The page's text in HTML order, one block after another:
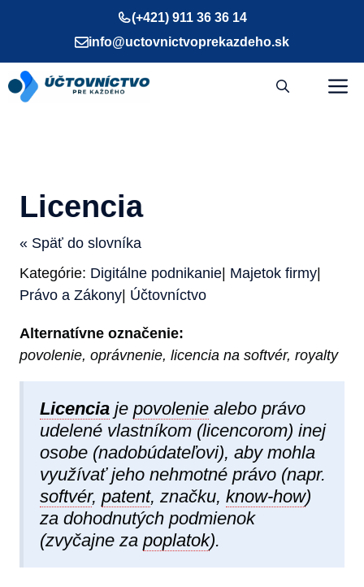
(+421) 911 36 36 14
info@uctovnictvoprekazdeho.sk
Licencia
« Späť do slovníka
Kategórie: Digitálne podnikanie| Majetok firmy|
Právo a Zákony| Účtovníctvo
Alternatívne označenie:
povolenie, oprávnenie, licencia na softvér, royalty
Licencia je povolenie alebo právo
udelené vlastníkom (licencorom) inej
osobe (nadobúdateľovi), aby mohla
využívať jeho nehmotné právo (napr.
softvér, patent, značku, know-how)
za dohodnutých podmienok
(zvyčajne za poplatok).